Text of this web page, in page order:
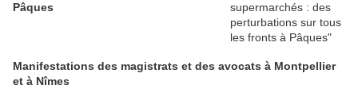
Pâques
Manifestations des magistrats et des avocats à Montpellier
et à Nîmes